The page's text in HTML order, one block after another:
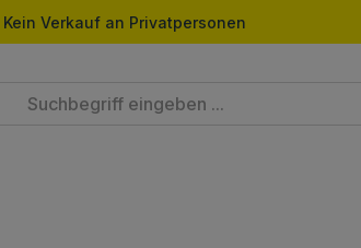
Kein Verkauf an Privatpersonen